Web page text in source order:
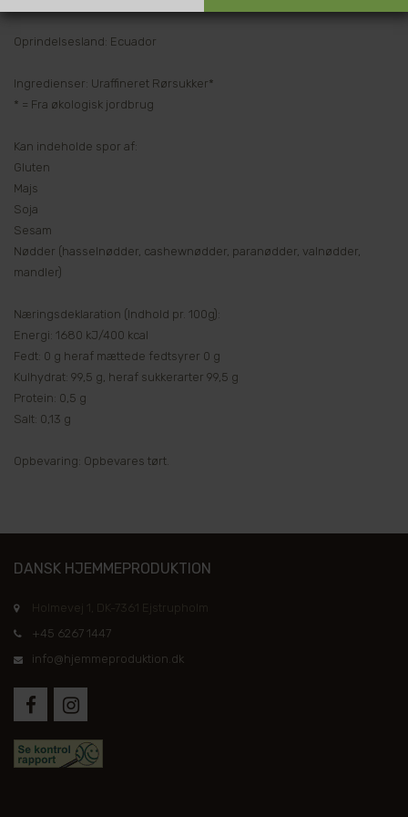
Oprindelsesland: Ecuador
Ingredienser: Uraffineret Rørsukker*
* = Fra økologisk jordbrug
Kan indeholde spor af:
Gluten
Majs
Soja
Sesam
Nødder (hasselnødder, cashewnødder, paranødder, valnødder,
mandler)
Næringsdeklaration (Indhold pr. 100g):
Energi: 1680 kJ/400 kcal
Fedt: 0 g heraf mættede fedtsyrer 0 g
Kulhydrat: 99,5 g, heraf sukkerarter 99,5 g
Protein: 0,5 g
Salt: 0,13 g
Opbevaring: Opbevares tørt.
DANSK HJEMMEPRODUKTION
Holmevej 1, DK-7361 Ejstrupholm
+45 6267 1447
info@hjemmeproduktion.dk